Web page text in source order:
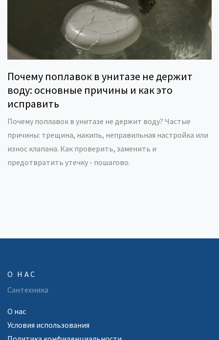
Почему поплавок в унитазе не держит
воду: основные причины и как это
исправить
Почему поплавок в унитазе не держит воду? Частые
причины: трещина, накипь, неправильная настройка или
износ клапана. Как проверить, заменить и
предотвратить утечку - пошагово.
О НАС
Сантехника
О нас
Условия использования